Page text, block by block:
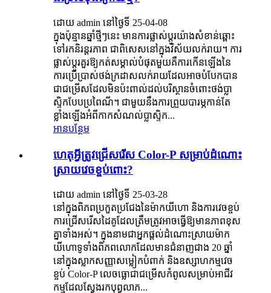
ដោយ admin នៅថ្ងៃទី 25-04-08
ក្នុងប៉ុន្មានឆ្នាំថ្មីៗនេះ មានការផ្លាស់ប្តូរយ៉ាងសំខាន់ឆ្ពោះ
ទៅរកនិរន្តរភាព ជាពិសេសនៅក្នុងវិស័យលក់រាយ។ ការ
ផ្លាស់ប្តូរគួរឱ្យកត់សម្គាល់បំផុតមួយគឺការកើនឡើងនៃ
ការប្រើប្រាស់ថង់ក្រដាសលក់រាយដែលអាចបំបែកបាន
ជាជម្រើសដែលមិនប៉ះពាល់ដល់បរិស្ថានចំពោះថង់ប្លា
ស្ទិកបែបប្រពៃណី។ ជាមួយនឹងការព្រួយបារម្ភកាន់តែ
ខ្លាំងឡើងអំពីកាកសំណល់ប្លាស្ទិក...
អានបន្ថែម
ហេតុអ្វីត្រូវជ្រើសរើស Color-P សម្រាប់ដំណោះ
ស្រាយវេចខ្ចប់ពោះ?
ដោយ admin នៅថ្ងៃទី 25-03-28
នៅក្នុងពិភពប្រកួតប្រជែងនៃម៉ាកយីហោ និងការវេចខ្ចប់
ការជ្រើសរើសដៃគូដែលត្រឹមត្រូវអាចធ្វើឱ្យមានភាពខុស
គ្នាទាំងអស់។ ក្នុងនាមជាអ្នកផ្តល់ដំណោះស្រាយម៉ាក
យីហោទូទាំងពិភពលោកដែលមានជំនាញជាង 20 ឆ្នាំ
នៅក្នុងស្លាកសញ្ញាសម្លៀកបំពាក់ និងឧស្សាហកម្មវេច
ខ្ចប់ Color-P លេចធ្លោជាជម្រើសកំពូលសម្រាប់អាជីវ
កម្មដែលស្វែងរកបុព្វលាភ...